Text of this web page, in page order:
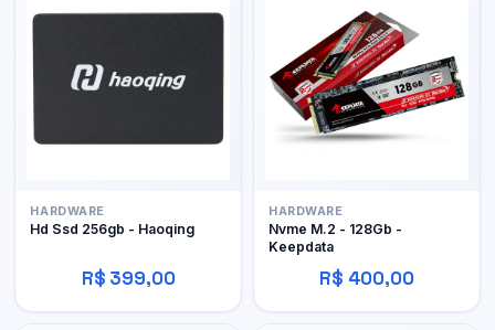
HARDWARE
Hd Ssd 256gb - Haoqing
R$ 399,00
HARDWARE
Nvme M.2 - 128Gb -
Keepdata
R$ 400,00